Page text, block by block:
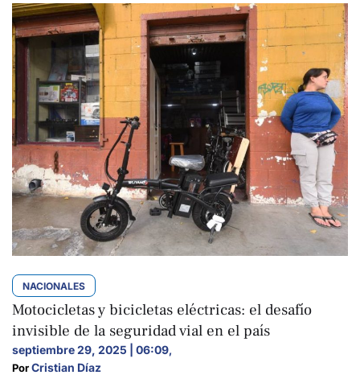
NACIONALES
Motocicletas y bicicletas eléctricas: el desafío
invisible de la seguridad vial en el país
septiembre 29, 2025 | 06:09,
Por Cristian Díaz